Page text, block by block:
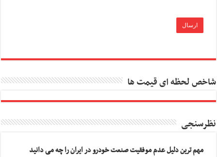
شاخص لحظه ای قیمت ها
نظرسنجی
مهم ترین دلیل عدم موفقیت صنعت خودرو در ایران را چه می دانید